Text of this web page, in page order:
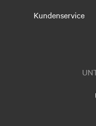
Kundenservice